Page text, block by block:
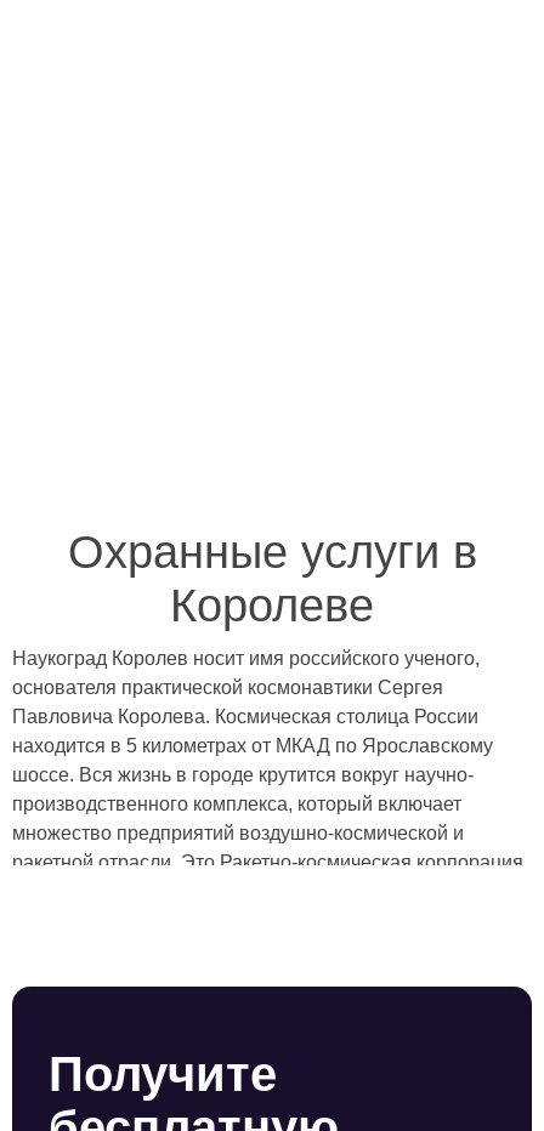
Охранные услуги в
Королеве
Наукоград Королев носит имя российского ученого,
основателя практической космонавтики Сергея
Павловича Королева. Космическая столица России
находится в 5 километрах от МКАД по Ярославскому
шоссе. Вся жизнь в городе крутится вокруг научно-
производственного комплекса, который включает
множество предприятий воздушно-космической и
ракетной отрасли. Это Ракетно-космическая корпорация
технических ВУЗов и НИИ. После присвоения городу
инвестиции, благодаря которым город буквально
расцвел, развивается бизнес, строится жилье, население
увеличилось на 90 000 человек. Услуги пультовой и
Получите